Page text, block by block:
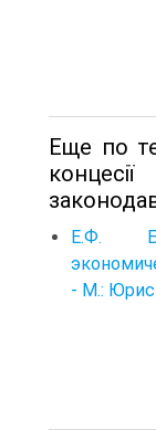
Еще по
Е.Ф.
- М.: